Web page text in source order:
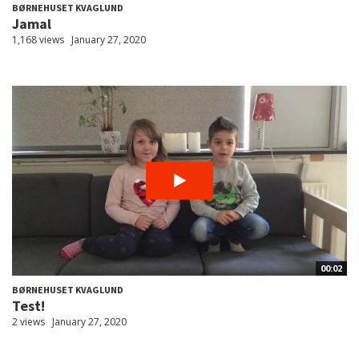
BØRNEHUSET KVAGLUND
Jamal
1,168 views January 27, 2020
00:02
BØRNEHUSET KVAGLUND
Test!
2 views January 27, 2020